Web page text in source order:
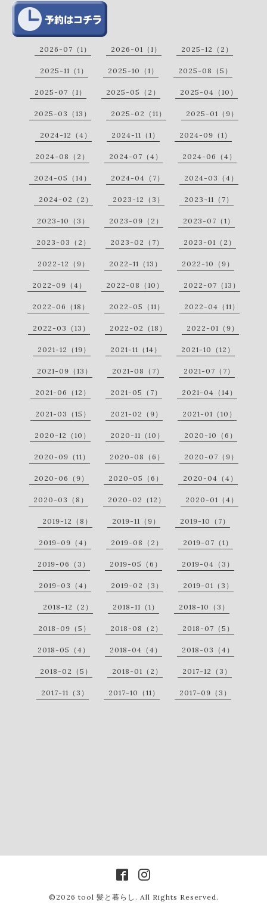
2026-07（1） 2026-01（1） 2025-12（2）
2025-11（1） 2025-10（1） 2025-08（5）
2025-07（1） 2025-05（2） 2025-04（10）
2025-03（13） 2025-02（11） 2025-01（9）
2024-12（4） 2024-11（1） 2024-09（1）
2024-08（2） 2024-07（4） 2024-06（4）
2024-05（14） 2024-04（7） 2024-03（4）
2024-02（2） 2023-12（3） 2023-11（7）
2023-10（3） 2023-09（2） 2023-07（1）
2023-03（2） 2023-02（7） 2023-01（2）
2022-12（9） 2022-11（13） 2022-10（9）
2022-09（4） 2022-08（10） 2022-07（13）
2022-06（18） 2022-05（11） 2022-04（11）
2022-03（13） 2022-02（18） 2022-01（9）
2021-12（19） 2021-11（14） 2021-10（12）
2021-09（13） 2021-08（7） 2021-07（7）
2021-06（12） 2021-05（7） 2021-04（14）
2021-03（15） 2021-02（9） 2021-01（10）
2020-12（10） 2020-11（10） 2020-10（6）
2020-09（11） 2020-08（6） 2020-07（9）
2020-06（9） 2020-05（6） 2020-04（4）
2020-03（8） 2020-02（12） 2020-01（4）
2019-12（8） 2019-11（9） 2019-10（7）
2019-09（4） 2019-08（2） 2019-07（1）
2019-06（3） 2019-05（6） 2019-04（3）
2019-03（4） 2019-02（3） 2019-01（3）
2018-12（2） 2018-11（1） 2018-10（3）
2018-09（5） 2018-08（2） 2018-07（5）
2018-05（4） 2018-04（4） 2018-03（4）
2018-02（5） 2018-01（2） 2017-12（3）
2017-11（3） 2017-10（11） 2017-09（3）
©2026 tool 髪と暮らし . All Rights Reserved.